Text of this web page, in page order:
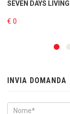
SEVEN DAYS LIVING
€ 0
INVIA DOMANDA